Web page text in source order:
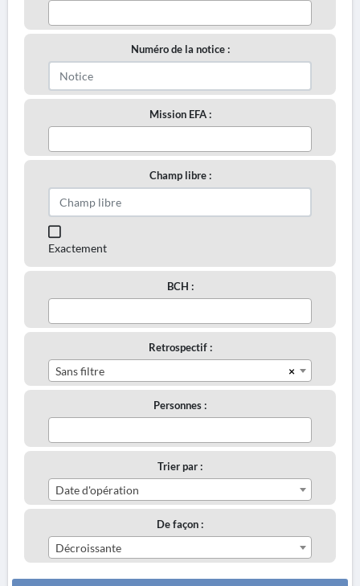
Numéro de la notice :
Mission EFA :
Champ libre :
Exactement
BCH :
Retrospectif :
×
Sans filtre
Personnes :
Trier par :
Date d'opération
De façon :
Décroissante